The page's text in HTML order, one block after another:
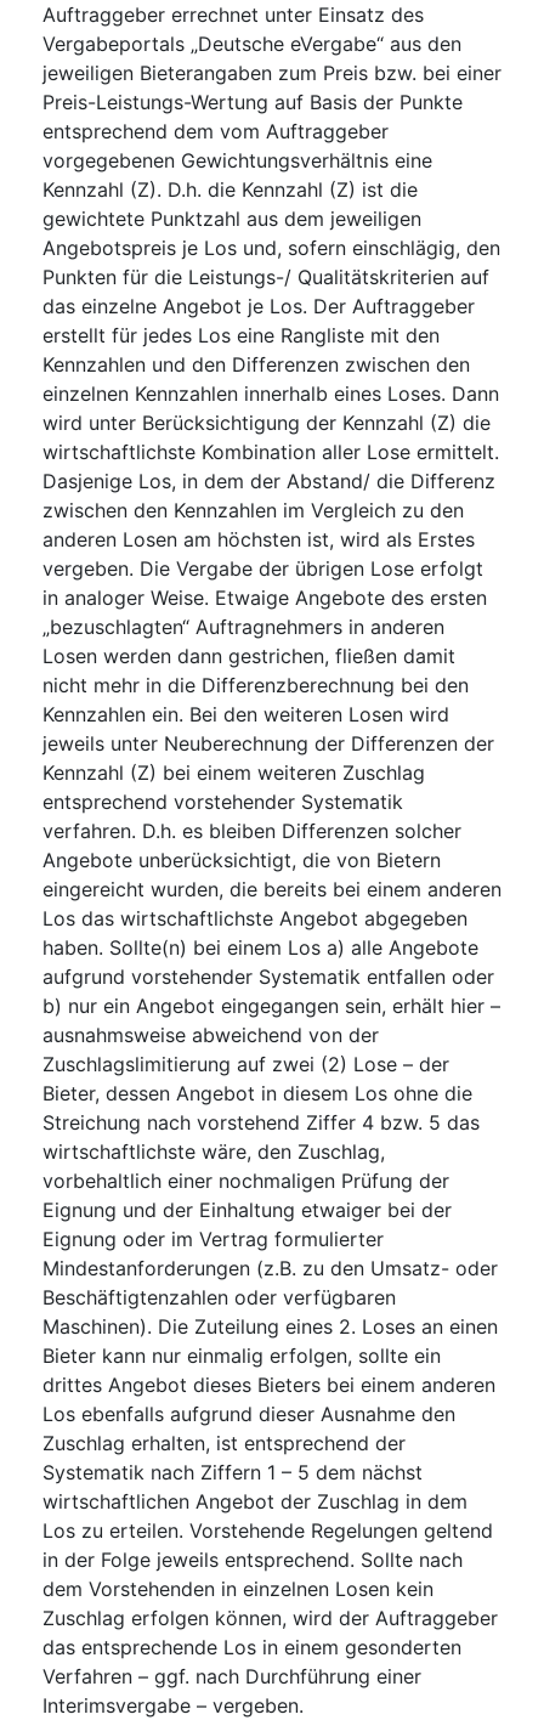
Auftraggeber errechnet unter Einsatz des
Vergabeportals „Deutsche eVergabe“ aus den
jeweiligen Bieterangaben zum Preis bzw. bei einer
Preis-Leistungs-Wertung auf Basis der Punkte
entsprechend dem vom Auftraggeber
vorgegebenen Gewichtungsverhältnis eine
Kennzahl (Z). D.h. die Kennzahl (Z) ist die
gewichtete Punktzahl aus dem jeweiligen
Angebotspreis je Los und, sofern einschlägig, den
Punkten für die Leistungs-/ Qualitätskriterien auf
das einzelne Angebot je Los. Der Auftraggeber
erstellt für jedes Los eine Rangliste mit den
Kennzahlen und den Differenzen zwischen den
einzelnen Kennzahlen innerhalb eines Loses. Dann
wird unter Berücksichtigung der Kennzahl (Z) die
wirtschaftlichste Kombination aller Lose ermittelt.
Dasjenige Los, in dem der Abstand/ die Differenz
zwischen den Kennzahlen im Vergleich zu den
anderen Losen am höchsten ist, wird als Erstes
vergeben. Die Vergabe der übrigen Lose erfolgt
in analoger Weise. Etwaige Angebote des ersten
„bezuschlagten“ Auftragnehmers in anderen
Losen werden dann gestrichen, fließen damit
nicht mehr in die Differenzberechnung bei den
Kennzahlen ein. Bei den weiteren Losen wird
jeweils unter Neuberechnung der Differenzen der
Kennzahl (Z) bei einem weiteren Zuschlag
entsprechend vorstehender Systematik
verfahren. D.h. es bleiben Differenzen solcher
Angebote unberücksichtigt, die von Bietern
eingereicht wurden, die bereits bei einem anderen
Los das wirtschaftlichste Angebot abgegeben
haben. Sollte(n) bei einem Los a) alle Angebote
aufgrund vorstehender Systematik entfallen oder
b) nur ein Angebot eingegangen sein, erhält hier –
ausnahmsweise abweichend von der
Zuschlagslimitierung auf zwei (2) Lose – der
Bieter, dessen Angebot in diesem Los ohne die
Streichung nach vorstehend Ziffer 4 bzw. 5 das
wirtschaftlichste wäre, den Zuschlag,
vorbehaltlich einer nochmaligen Prüfung der
Eignung und der Einhaltung etwaiger bei der
Eignung oder im Vertrag formulierter
Mindestanforderungen (z.B. zu den Umsatz- oder
Beschäftigtenzahlen oder verfügbaren
Maschinen). Die Zuteilung eines 2. Loses an einen
Bieter kann nur einmalig erfolgen, sollte ein
drittes Angebot dieses Bieters bei einem anderen
Los ebenfalls aufgrund dieser Ausnahme den
Zuschlag erhalten, ist entsprechend der
Systematik nach Ziffern 1 – 5 dem nächst
wirtschaftlichen Angebot der Zuschlag in dem
Los zu erteilen. Vorstehende Regelungen geltend
in der Folge jeweils entsprechend. Sollte nach
dem Vorstehenden in einzelnen Losen kein
Zuschlag erfolgen können, wird der Auftraggeber
das entsprechende Los in einem gesonderten
Verfahren – ggf. nach Durchführung einer
Interimsvergabe – vergeben.